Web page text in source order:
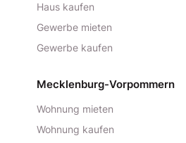
Haus kaufen
Gewerbe mieten
Gewerbe kaufen
Mecklenburg-Vorpommern
Wohnung mieten
Wohnung kaufen